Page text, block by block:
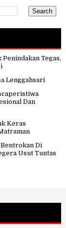
Tegas,
Lenggahsari
Dan
Keras
Di
Usut Tuntas